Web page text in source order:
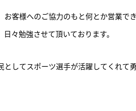
客様へのご協力のもと何とか営業で
々勉強させて頂いております。
してスポーツ選手が活躍してくれて